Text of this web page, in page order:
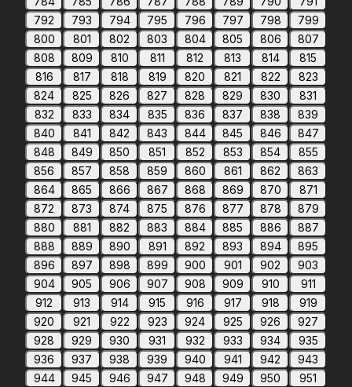
792
793 794 795 796 797 798
799
800
801 802 803 804 805 806
807
808
809 810 811 812 813 814
815
816
817 818 819 820 821 822
823
824
825 826 827 828 829 830
831
832
833 834 835 836 837 838
839
840
841 842 843 844 845 846
847
848
849 850 851 852 853 854
855
856
857 858 859 860 861 862
863
864
865 866 867 868 869 870
871
872
873 874 875 876 877 878
879
880
881 882 883 884 885 886
887
888
889 890 891 892 893 894
895
896
897 898 899 900 901 902
903
904
905 906 907 908 909 910
911
912
913 914 915 916 917 918
919
920
921 922 923 924 925 926
927
928
929 930 931 932 933 934
935
936
937 938 939 940 941 942
943
944
945 946 947 948 949 950
951